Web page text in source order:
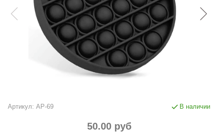
Артикул: AP-69 В наличии
50.00 руб